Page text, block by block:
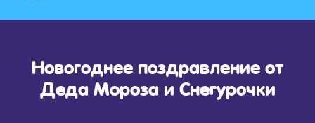
Новогоднее поздравление от
Деда Мороза и Снегурочки